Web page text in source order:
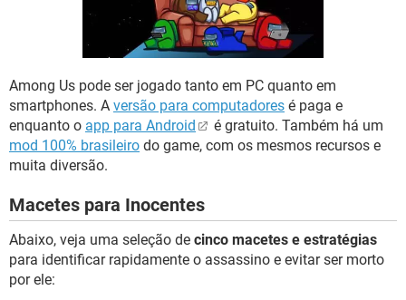
Among Us pode ser jogado tanto em PC quanto em
smartphones. A versão para computadores é paga e
enquanto o app para Android
é gratuito. Também há um
mod 100% brasileiro do game, com os mesmos recursos e
muita diversão.
Macetes para Inocentes
Abaixo, veja uma seleção de cinco macetes e estratégias
para identificar rapidamente o assassino e evitar ser morto
por ele: